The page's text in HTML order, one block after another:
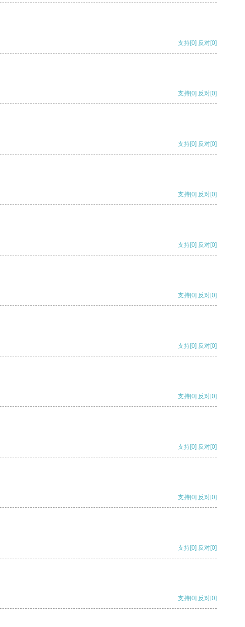
支持[0] 反对[0]
支持[0] 反对[0]
支持[0] 反对[0]
支持[0] 反对[0]
支持[0] 反对[0]
支持[0] 反对[0]
支持[0] 反对[0]
支持[0] 反对[0]
支持[0] 反对[0]
支持[0] 反对[0]
支持[0] 反对[0]
支持[0] 反对[0]